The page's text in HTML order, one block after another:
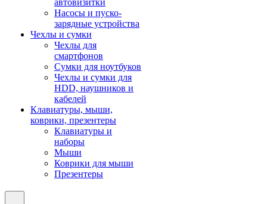
автовизитки
Насосы и пуско-
зарядные устройства
Чехлы и сумки
Чехлы для
смартфонов
Сумки для ноутбуков
Чехлы и сумки для
HDD, наушников и
кабелей
Клавиатуры, мыши,
коврики, презентеры
Клавиатуры и
наборы
Мыши
Коврики для мыши
Презентеры